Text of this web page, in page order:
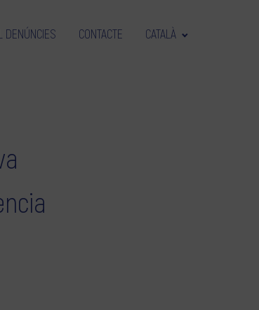
DENÚNCIES CONTACTE CATALÀ